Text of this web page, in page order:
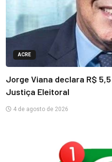
ACRE
Jorge Viana declara R$
Justiça Eleitoral
4 de agosto de 2026